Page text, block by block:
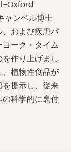
Oxford
ャンベル博士
、および疾患パ
ヨーク・タイム
を作り上げまし
、植物性食品が
を提示し、従来
の科学的に裏付